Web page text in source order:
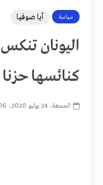
سياسة آيا صوفيا
اليونان
كنائسها
الجمعة، 24 يوليو 2020، 3:06 م